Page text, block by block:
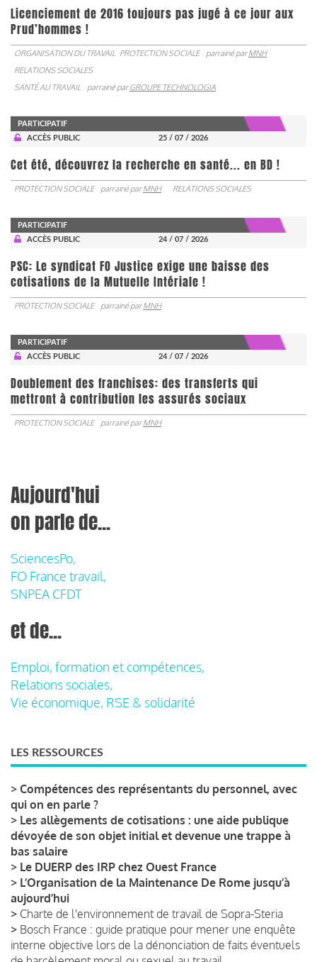
Licenciement de 2016 toujours pas jugé à ce jour aux
Prud’hommes !
ORGANISATION DU TRAVAIL PROTECTION SOCIALE parrainé parMNH
RELATIONS SOCIALES
SANTÉ AU TRAVAIL
parrainé parGROUPE TECHNOLOGIA
PARTICIPATIF
ACCÈS PUBLIC
25 / 07 / 2026
Cet été, découvrez la recherche en santé... en BD !
PROTECTION SOCIALE parrainé parMNH RELATIONS SOCIALES
PARTICIPATIF
ACCÈS PUBLIC
24 / 07 / 2026
PSC: Le syndicat FO Justice exige une baisse des
cotisations de la Mutuelle Intériale !
PROTECTION SOCIALE parrainé parMNH
PARTICIPATIF
ACCÈS PUBLIC
24 / 07 / 2026
Doublement des franchises: des transferts qui
mettront à contribution les assurés sociaux
PROTECTION SOCIALE parrainé parMNH
Aujourd'hui
on parle de...
SciencesPo,
FO France travail,
SNPEA CFDT
et de...
Emploi, formation et compétences,
Relations sociales,
Vie économique, RSE & solidarité
LES RESSOURCES
> Compétences des représentants du personnel, avec
qui on en parle ?
> Les allègements de cotisations : une aide publique
dévoyée de son objet initial et devenue une trappe à
bas salaire
> Le DUERP des IRP chez Ouest France
> L’Organisation de la Maintenance De Rome jusqu’à
aujourd’hui
> Charte de l'environnement de travail de Sopra-Steria
> Bosch France : guide pratique pour mener une enquête
interne objective lors de la dénonciation de faits éventuels